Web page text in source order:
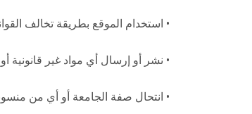
• استخدام الموقع بطريقة تخالف
• نشر أو إرسال أي مواد غير قانونية
• انتحال صفة الجامعة أو أي من